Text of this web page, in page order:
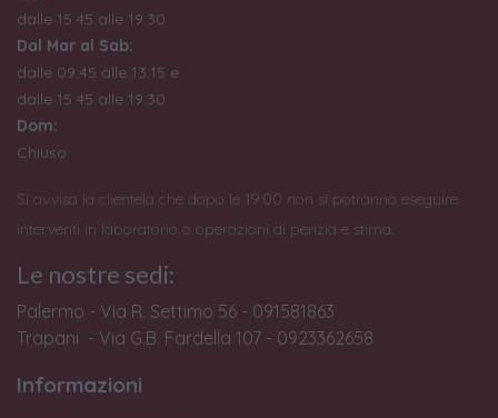
dalle 15:45 alle 19:30
Dal Mar al Sab:
dalle 09:45 alle 13:15 e
dalle 15:45 alle 19:30
Dom:
Chiuso
Si avvisa la clientela che dopo le 19:00 non si potranno eseguire
interventi in laboratorio o operazioni di perizia e stima.
Le nostre sedi:
Palermo - Via R. Settimo 56 - 091581863
Trapani - Via G.B. Fardella 107 - 0923362658
Informazioni